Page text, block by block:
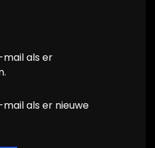
mail als er
als er nieuwe